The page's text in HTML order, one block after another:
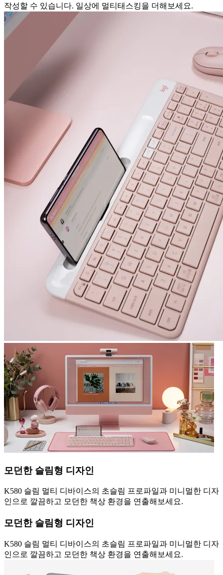
작성할 수 있습니다. 일상에 멀티태스킹을 더해보세요.
모던한 슬림형 디자인
K580 슬림 멀티 디바이스의 초슬림 프로파일과 미니멀한 디자
인으로 깔끔하고 모던한 책상 환경을 연출해보세요.
모던한 슬림형 디자인
K580 슬림 멀티 디바이스의 초슬림 프로파일과 미니멀한 디자
인으로 깔끔하고 모던한 책상 환경을 연출해보세요.